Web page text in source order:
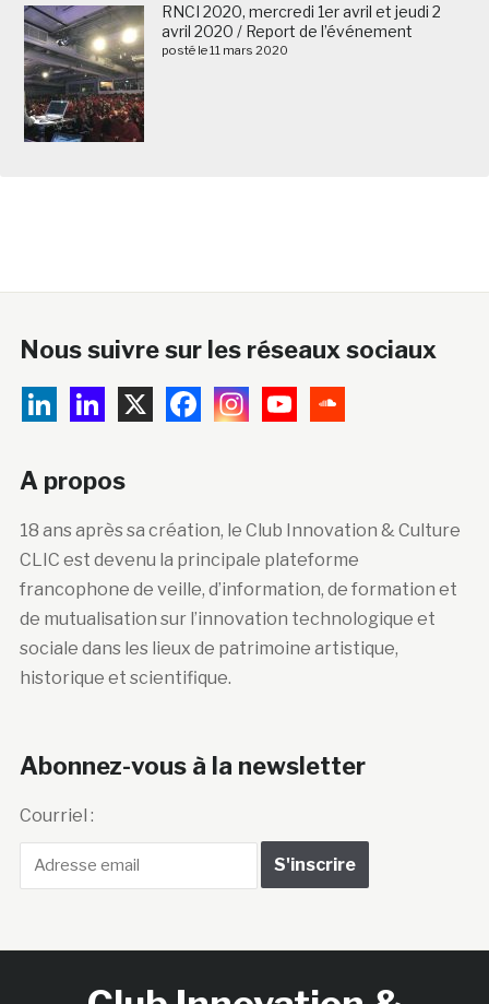
RNCI 2020, mercredi 1er avril et jeudi 2
avril 2020 / Report de l’événement
posté le 11 mars 2020
Nous suivre sur les réseaux sociaux
A propos
18 ans après sa création, le Club Innovation & Culture
CLIC est devenu la principale plateforme
francophone de veille, d’information, de formation et
de mutualisation sur l’innovation technologique et
sociale dans les lieux de patrimoine artistique,
historique et scientifique.
Abonnez-vous à la newsletter
Courriel :